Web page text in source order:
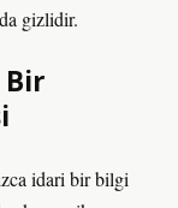
gizlidir.
Bir
idari bir bilgi